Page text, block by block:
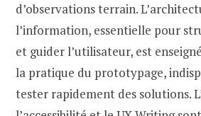
d’observations terrain.
l’information, essentielle pour
et guider l’utilisateur, est
la pratique du prototypage,
tester rapidement des solutions.